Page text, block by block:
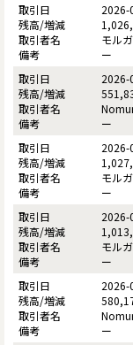
2026-
モル
ー
2026-
ー
2026-
モル
ー
2026-
モル
ー
2026-
ー